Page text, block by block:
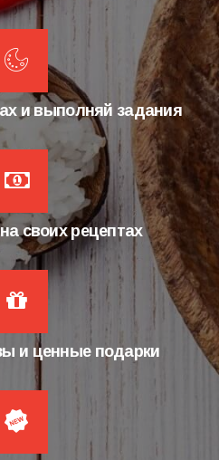
и выполняй задания
своих рецептах
и ценные подарки